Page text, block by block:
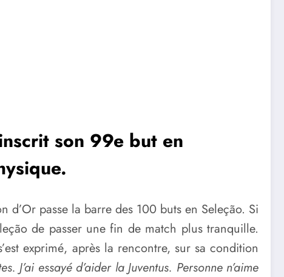
son 99e but en
passe la barre des 100 buts en Seleção. Si
de passer une fin de match plus tranquille.
exprimé, après la rencontre, sur sa condition
J’ai essayé d’aider la Juventus. Personne n’aime